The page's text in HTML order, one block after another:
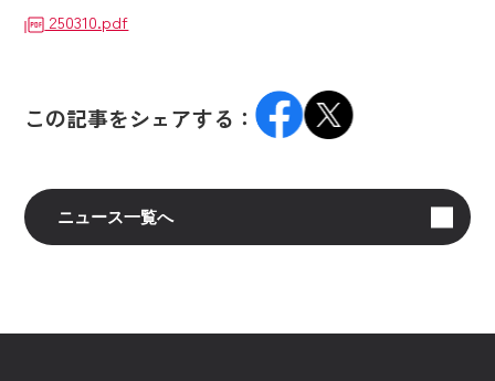
250310.pdf
この記事をシェアする：
ニュース一覧へ